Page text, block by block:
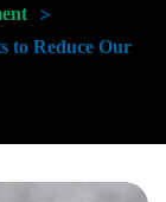
>
to Reduce Our